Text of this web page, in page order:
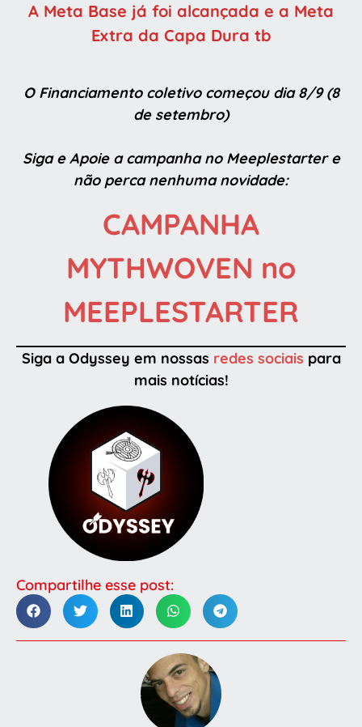
A Meta Base já foi alcançada e a Meta
Extra da Capa Dura tb
O Financiamento coletivo começou dia 8/9 (8
de setembro)
Siga e Apoie a campanha no Meeplestarter e
não perca nenhuma novidade:
CAMPANHA
MYTHWOVEN no
MEEPLESTARTER
Siga a Odyssey em nossas redes sociais para
mais notícias!
Compartilhe esse post: